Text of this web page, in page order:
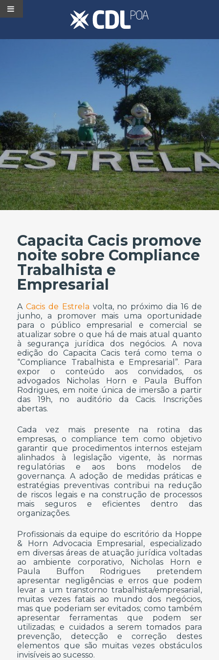
Capacita Cacis promove
noite sobre Compliance
Trabalhista e
Empresarial
ACacis de Estrela volta, no próximo dia 16 de
junho, a promover mais uma oportunidade
para o público empresarial e comercial se
atualizar sobre o que há de mais atual quanto
à segurança jurídica dos negócios. A nova
edição do Capacita Cacis terá como tema o
“Compliance Trabalhista e Empresarial”. Para
expor o conteúdo aos convidados, os
advogados Nicholas Horn e Paula Buffon
Rodrigues, em noite única de imersão a partir
das 19h, no auditório da Cacis. Inscrições
abertas.
Cada vez mais presente na rotina das
empresas, o compliance tem como objetivo
garantir que procedimentos internos estejam
alinhados à legislação vigente, às normas
regulatórias e aos bons modelos de
governança. A adoção de medidas práticas e
estratégias preventivas contribui na redução
de riscos legais e na construção de processos
mais seguros e eficientes dentro das
organizações.
Profissionais da equipe do escritório da Hoppe
& Horn Advocacia Empresarial, especializado
em diversas áreas de atuação jurídica voltadas
ao ambiente corporativo, Nicholas Horn e
Paula Buffon Rodrigues pretendem
apresentar negligências e erros que podem
levar a um transtorno trabalhista/empresarial,
muitas vezes fatais ao mundo dos negócios,
mas que poderiam ser evitados; como também
apresentar ferramentas que podem ser
utilizadas; e cuidados a serem tomados para
prevenção, detecção e correção destes
elementos que são muitas vezes obstáculos
invisíveis ao sucesso.